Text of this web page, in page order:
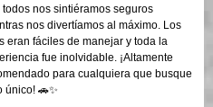
todos nos sintiéramos seguros
nos divertíamos al máximo. Los
eran fáciles de manejar y toda la
fue inolvidable. ¡Altamente
para cualquiera que busque
único! 🚗✨